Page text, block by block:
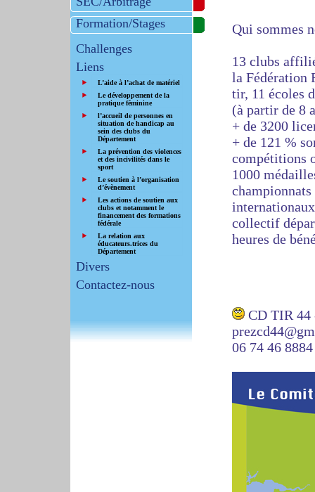
Formation/Stages
Challenges
Liens
L’aide à l’achat de matériel
Le développement de la
pratique féminine
l’accueil de personnes en
situation de handicap au
sein des clubs du
Département
La prévention des violences
et des incivilités dans le
sport
Le soutien à l’organisation
d’évènement
Les actions de soutien aux
clubs et notamment le
financement des formations
fédérale
La relation aux
éducateurs.trices du
Département
Divers
Contactez-nous
Qui sommes
13 clubs
la Fédération
tir, 11 écoles
(à partir de 8
+ de 3200
+ de 121 %
compétitions
1000
collectif
heures de
CD TIR 44
06 74 46 8884